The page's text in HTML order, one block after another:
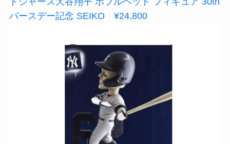
バースデー記念 SEIKO ¥24,800